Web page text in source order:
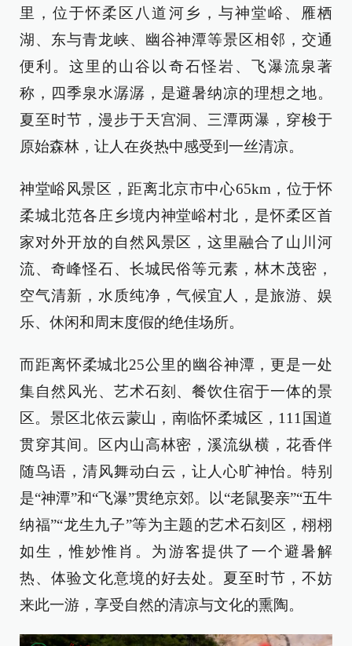
里，位于怀柔区八道河乡，与神堂峪、雁栖
湖、东与青龙峡、幽谷神潭等景区相邻，交通
便利。这里的山谷以奇石怪岩、飞瀑流泉著
称，四季泉水潺潺，是避暑纳凉的理想之地。
夏至时节，漫步于天宫洞、三潭两瀑，穿梭于
原始森林，让人在炎热中感受到一丝清凉。
神堂峪风景区，距离北京市中心65km，位于怀
柔城北范各庄乡境内神堂峪村北，是怀柔区首
家对外开放的自然风景区，这里融合了山川河
流、奇峰怪石、长城民俗等元素，林木茂密，
空气清新，水质纯净，气候宜人，是旅游、娱
乐、休闲和周末度假的绝佳场所。
而距离怀柔城北25公里的幽谷神潭，更是一处
集自然风光、艺术石刻、餐饮住宿于一体的景
区。景区北依云蒙山，南临怀柔城区，111国道
贯穿其间。区内山高林密，溪流纵横，花香伴
随鸟语，清风舞动白云，让人心旷神怡。特别
是“神潭”和“飞瀑”贯绝京郊。以“老鼠娶亲”“五牛
纳福”“龙生九子”等为主题的艺术石刻区，栩栩
如生，惟妙惟肖。为游客提供了一个避暑解
热、体验文化意境的好去处。夏至时节，不妨
来此一游，享受自然的清凉与文化的熏陶。